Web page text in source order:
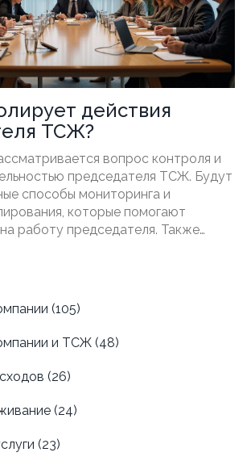
действия
ТСЖ?
вопрос контроля и
председателя ТСЖ. Будут
способы мониторинга и
которые помогают
работу председателя. Также
управления домом через ТСЖ.
(105)
и ТСЖ (48)
(26)
(24)
(23)